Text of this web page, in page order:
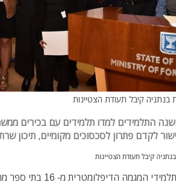
בנתניה קיבל תעודת הצטיינות
התלמידים למדו תלמידים עם בכירים
לקדם פתרון לסכסוכים מקומיים, תיכון
קיבל תעודת הצטיינות
כ- 250 תלמידי